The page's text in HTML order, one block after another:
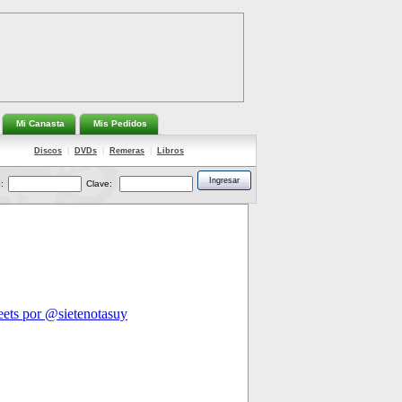
Mi Canasta Mis Pedidos
Discos DVDs Remeras Libros
Clave: